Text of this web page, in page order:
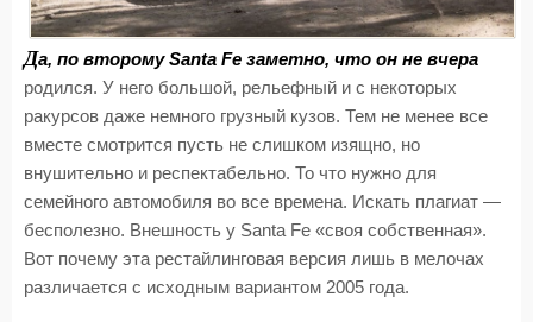
Да, по второму Santa Fe заметно, что он не вчера
родился. У него большой, рельефный и с некоторых
ракурсов даже немного грузный кузов. Тем не менее все
вместе смотрится пусть не слишком изящно, но
внушительно и респектабельно. То что нужно для
семейного автомобиля во все времена. Искать плагиат —
бесполезно. Внешность у Santa Fe «своя собственная».
Вот почему эта рестайлинговая версия лишь в мелочах
различается с исходным вариантом 2005 года.